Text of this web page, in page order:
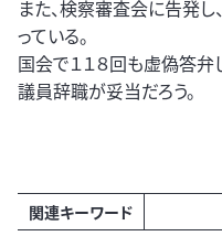
また、検察審査会に告発
っている。
国会で１１８回も虚偽答弁
議員辞職が妥当だろう。
関連キーワード